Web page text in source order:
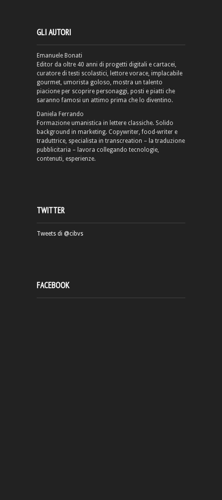
GLI AUTORI
Emanuele Bonati
Editor da oltre 40 anni di progetti digitali e cartacei,
curatore di testi scolastici, lettore vorace, implacabile
gourmet, umorista goloso, mostra un talento
piacione per scoprire personaggi, posti e piatti che
saranno famosi un attimo prima che lo diventino.
Daniela Ferrando
Formazione umanistica in lettere classiche. Solido
background in marketing. Copywriter, food-writer e
traduttrice, specialista in transcreation – la traduzione
pubblicitaria – lavora collegando tecnologie,
contenuti, esperienze.
TWITTER
Tweets di @cibvs
FACEBOOK